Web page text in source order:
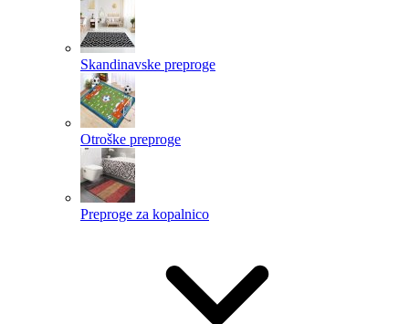
Skandinavske preproge
Otroške preproge
Preproge za kopalnico